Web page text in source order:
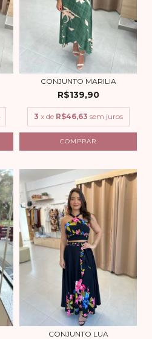
CONJUNTO MARILIA
R$139,90
3 x de R$46,63 sem juros
COMPRAR
CONJUNTO LUA